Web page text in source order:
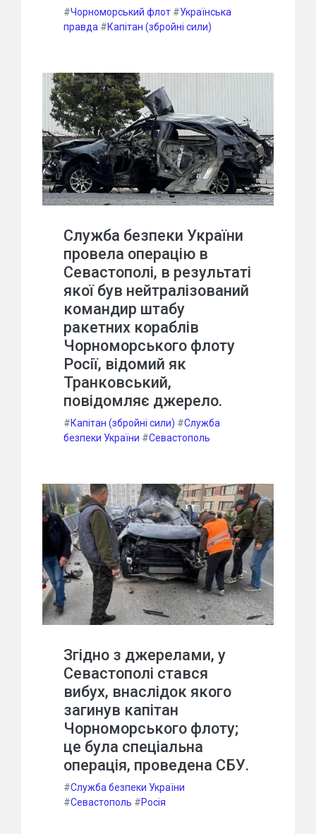
#Чорноморський флот #Українська
правда #Капітан (збройні сили)
Служба безпеки України
провела операцію в
Севастополі, в результаті
якої був нейтралізований
командир штабу
ракетних кораблів
Чорноморського флоту
Росії, відомий як
Транковський,
повідомляє джерело.
#Капітан (збройні сили) #Служба
безпеки України #Севастополь
Згідно з джерелами, у
Севастополі стався
вибух, внаслідок якого
загинув капітан
Чорноморського флоту;
це була спеціальна
операція, проведена СБУ.
#Служба безпеки України
#Севастополь #Росія